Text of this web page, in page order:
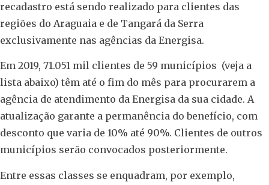
recadastro está sendo realizado para clientes das
regiões do Araguaia e de Tangará da Serra
exclusivamente nas agências da Energisa.
Em 2019, 71.051 mil clientes de 59 municípios (veja a
lista abaixo) têm até o fim do mês para procurarem a
agência de atendimento da Energisa da sua cidade. A
atualização garante a permanência do benefício, com
desconto que varia de 10% até 90%. Clientes de outros
municípios serão convocados posteriormente.
Entre essas classes se enquadram, por exemplo,